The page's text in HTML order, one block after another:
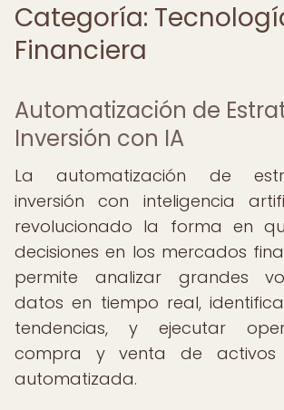
Categoría:
Financiera
Automatización de
Inversión con IA
La automatización de
inversión con inteligencia
revolucionado la forma en
decisiones en los mercados
permite analizar grandes
datos en tiempo real,
tendencias, y ejecutar
compra y venta de activos
automatizada.